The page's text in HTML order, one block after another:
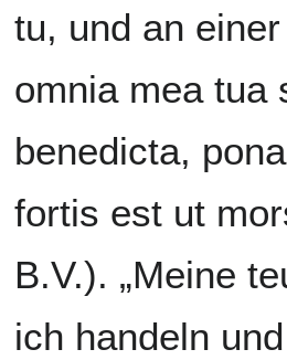
tu, und an
omnia mea tua
benedicta,
fortis est ut
B.V.). „Meine
ich handeln